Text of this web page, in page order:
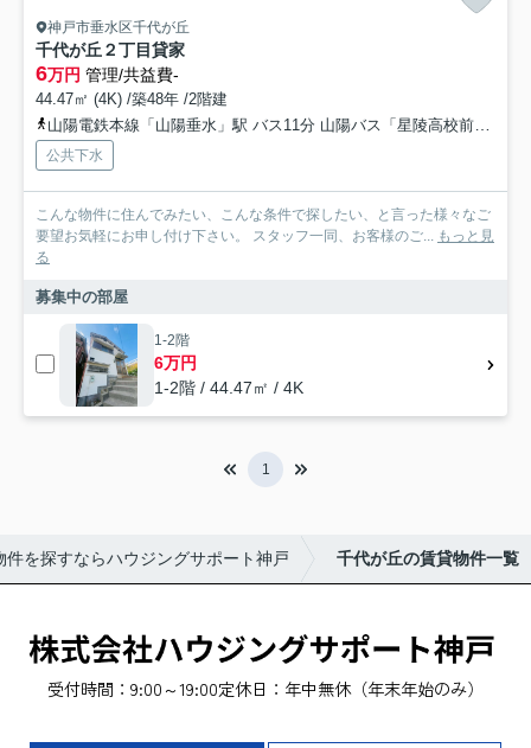
神戸市垂水区千代が丘
千代が丘２丁目貸家
6万円 管理/共益費-
44.47㎡ (4K) /築48年 /2階建
山陽電鉄本線「山陽垂水」駅 バス11分 山陽バス「星陵高校前」 停歩4分
公共下水
こんな物件に住んでみたい、こんな条件で探したい、と言った様々なご
要望お気軽にお申し付け下さい。 スタッフ一同、お客様のご...
もっと見
る
募集中の部屋
1-2階
6万円
1-2階 / 44.47㎡ / 4K
1
を探すならハウジングサポート神戸 千代が丘の賃貸物件一覧
受付時間：9:00～19:00定休日：年中無休（年末年始のみ）